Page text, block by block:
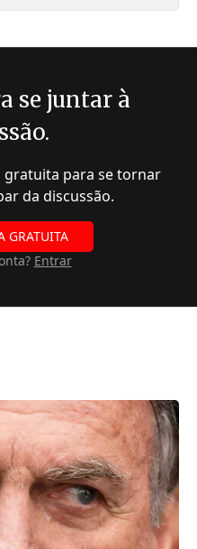
se juntar à
gratuita para se tornar
da discussão.
GRATUITA
Entrar